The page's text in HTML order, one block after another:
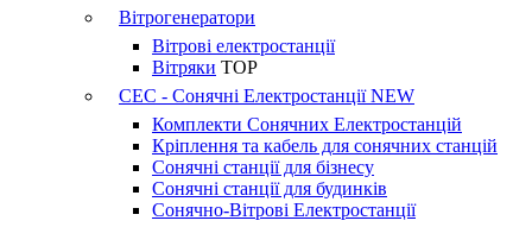
Вітрогенератори
Вітрові електростанції
Вітряки TOP
СЕС - Сонячні Електростанції NEW
Комплекти Сонячних Електростанцій
Кріплення та кабель для сонячних станцій
Сонячні станції для бізнесу
Сонячні станції для будинків
Сонячно-Вітрові Електростанції